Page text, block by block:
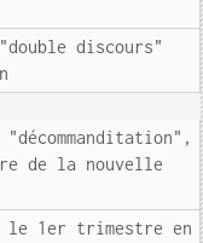
discours"
de la nouvelle
le 1er trimestre en